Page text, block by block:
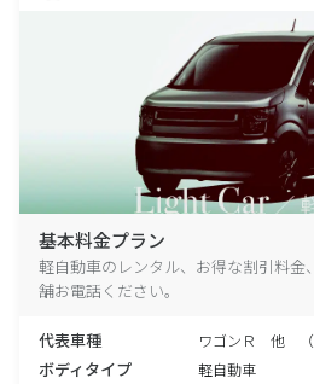
基本料金プラン
軽自動車のレンタル、お得な割引料金
舗お電話ください。
代表車種 ワゴンＲ 他 （
ボディタイプ 軽自動車